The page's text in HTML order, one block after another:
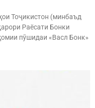
Тоҷикистон (минбаъд
Раёсати Бонки
пӯшидаи «Васл Бонк»